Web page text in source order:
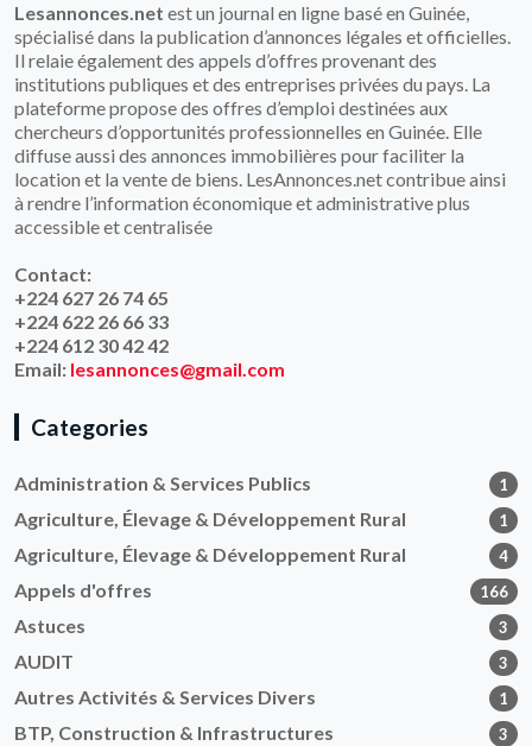
Lesannonces.net est un journal en ligne basé en Guinée,
spécialisé dans la publication d’annonces légales et officielles.
Il relaie également des appels d’offres provenant des
institutions publiques et des entreprises privées du pays. La
plateforme propose des offres d’emploi destinées aux
chercheurs d’opportunités professionnelles en Guinée. Elle
diffuse aussi des annonces immobilières pour faciliter la
location et la vente de biens. LesAnnonces.net contribue ainsi
à rendre l’information économique et administrative plus
accessible et centralisée
Contact:
+224 627 26 74 65
+224 622 26 66 33
+224 612 30 42 42
Email: lesannonces@gmail.com
Categories
Administration & Services Publics 1
Agriculture, Élevage & Développement Rural 1
Agriculture, Élevage & Développement Rural 4
Appels d'offres 166
Astuces 3
AUDIT 3
Autres Activités & Services Divers 1
BTP, Construction & Infrastructures 3